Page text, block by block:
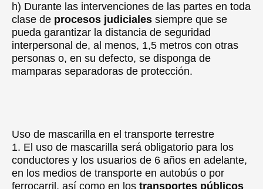
h) Durante las intervenciones de las partes en toda
clase de procesos judiciales siempre que se
pueda garantizar la distancia de seguridad
interpersonal de, al menos, 1,5 metros con otras
personas o, en su defecto, se disponga de
mamparas separadoras de protección.
Uso de mascarilla en el transporte terrestre
1. El uso de mascarilla será obligatorio para los
conductores y los usuarios de 6 años en adelante,
en los medios de transporte en autobús o por
ferrocarril, así como en los transportes públicos